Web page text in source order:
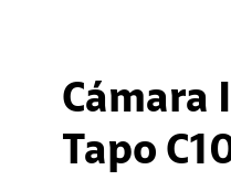
Cámara
Tapo